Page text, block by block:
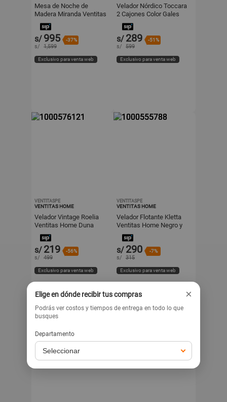
Mesa de Noche de
Madera Miranda Ventitas
Home
s/ 995 -37%
s/ 1,599
Exclusivo para venta web
Velador Nórdico Toccara
2 Cajones Color Gales
s/ 289 -51%
s/ 599
Exclusivo para venta web
VENTITASPE
VENTITAS HOME
Velador Vintage Roelia
Ventitas Home Duna
s/ 219 -56%
s/ 499
Exclusivo para venta web
VENTITASPE
VENTITAS HOME
Velador Flotante Kletta
Ventitas Home Negro y
Blanco
s/ 290 -7%
s/ 315
Exclusivo para venta web
Elige en dónde recibir tus compras ×
Podrás ver costos y tiempos de entrega en todo lo que
busques
Departamento